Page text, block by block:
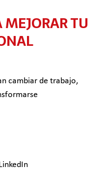
TU
cambiar de trabajo,